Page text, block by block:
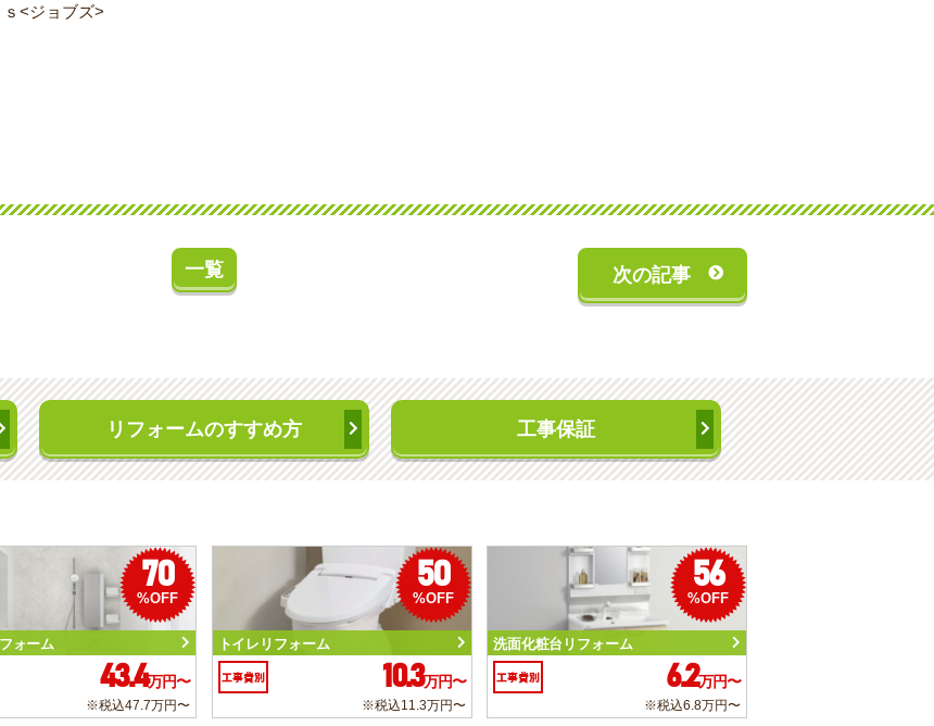
<ジョブズ>
一覧 次の記事
リフォームのすすめ方 工事保証
70
%OFF
ォーム
43.4万円〜
※税込47.7万円〜
50
%OFF
トイレリフォーム
工事費別 10.3万円〜
※税込11.3万円〜
56
%OFF
洗面化粧台リフォーム
工事費別 6.2万円〜
※税込6.8万円〜